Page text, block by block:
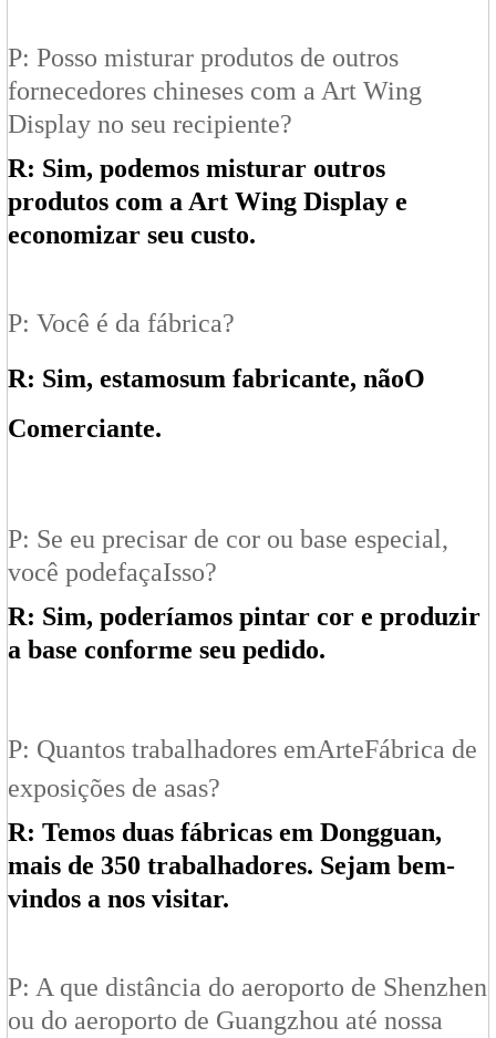
P: Posso misturar produtos de outros
fornecedores chineses com a Art Wing
Display no seu recipiente?
R: Sim, podemos misturar outros
produtos com a Art Wing Display e
economizar seu custo.
P: Você é da fábrica?
R: Sim, estamosum fabricante, nãoO
Comerciante.
P: Se eu precisar de cor ou base especial,
você podefaçaIsso?
R: Sim, poderíamos pintar cor e produzir
a base conforme seu pedido.
P: Quantos trabalhadores emArteFábrica de
exposições de asas?
R: Temos duas fábricas em Dongguan,
mais de 350 trabalhadores. Sejam bem-
vindos a nos visitar.
P: A que distância do aeroporto de Shenzhen
ou do aeroporto de Guangzhou até nossa